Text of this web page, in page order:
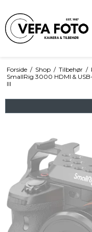
Forside / Shop / Tilbehør /
SmallRig 3000 HDMI &
III